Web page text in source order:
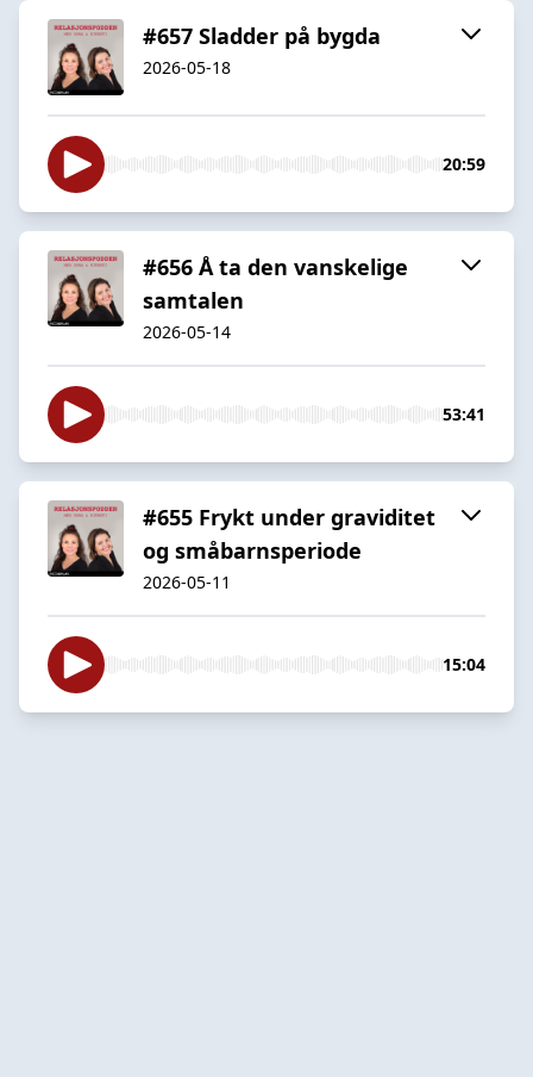
#657 Sladder på bygda
2026-05-18
20:59
#656 Å ta den vanskelige
samtalen
2026-05-14
53:41
#655 Frykt under graviditet
og småbarnsperiode
2026-05-11
15:04